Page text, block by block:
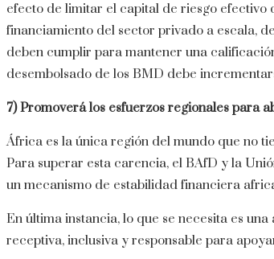
efecto de limitar el capital de riesgo
financiamiento del sector privado a escala,
deben cumplir para mantener una
desembolsado de los BMD debe
7) Promoverá los esfuerzos regionales para
África es la única región del mundo que no
Para superar esta carencia, el BAfD y la
un mecanismo de estabilidad financiera
En última instancia, lo que se necesita es
receptiva, inclusiva y responsable para